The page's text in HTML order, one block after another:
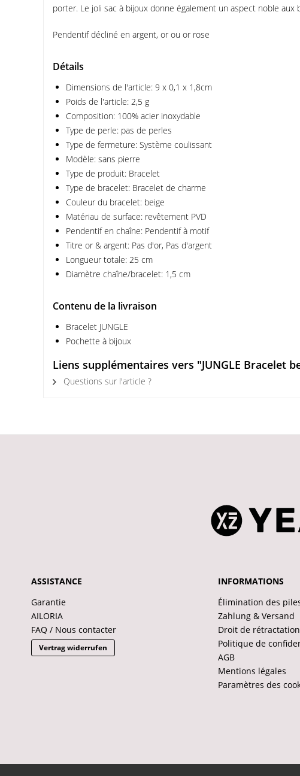
porter. Le joli sac à bijoux donne également un aspect noble
Pendentif décliné en argent, or ou or rose
Détails
Dimensions de l'article: 9 x 0,1 x 1,8cm
Poids de l'article: 2,5 g
Composition: 100% acier inoxydable
Type de perle: pas de perles
Type de fermeture: Système coulissant
Modèle: sans pierre
Type de produit: Bracelet
Type de bracelet: Bracelet de charme
Couleur du bracelet: beige
Matériau de surface: revêtement PVD
Pendentif en chaîne: Pendentif à motif
Titre or & argent: Pas d'or, Pas d'argent
Longueur totale: 25 cm
Diamètre chaîne/bracelet: 1,5 cm
Contenu de la livraison
Bracelet JUNGLE
Pochette à bijoux
Liens supplémentaires vers "JUNGLE Bracelet
Questions sur l'article ?
ASSISTANCE
Garantie
AILORIA
FAQ / Nous contacter
Vertrag widerrufen
INFORMATIONS
Élimination des
Zahlung & Versand
Droit de rétractation
Politique de
AGB
Mentions légales
Paramètres des